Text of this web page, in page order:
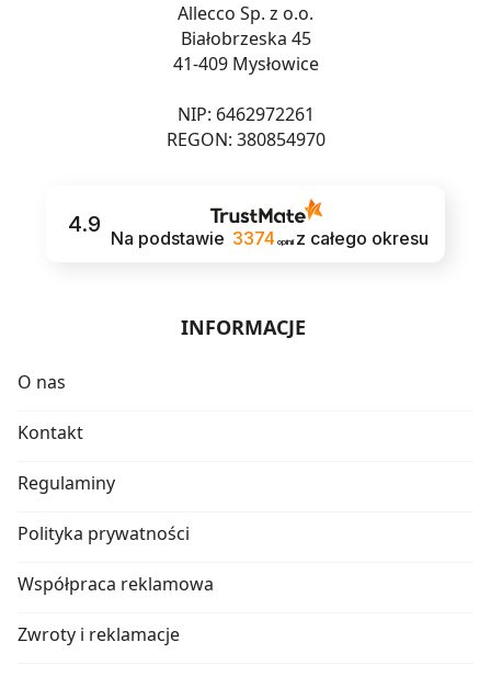
Allecco Sp. z o.o.
Białobrzeska 45
41-409 Mysłowice
NIP: 6462972261
REGON: 380854970
4.9
Na podstawie 3374 opinii z całego okresu
INFORMACJE
O nas
Kontakt
Regulaminy
Polityka prywatności
Współpraca reklamowa
Zwroty i reklamacje